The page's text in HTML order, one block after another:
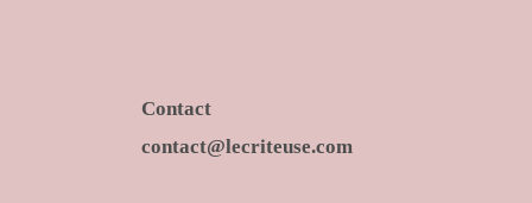
Contact
contact@lecriteuse.com